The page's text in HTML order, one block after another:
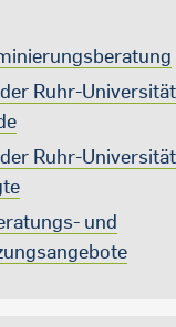
Ruhr-
Ruhr-
und